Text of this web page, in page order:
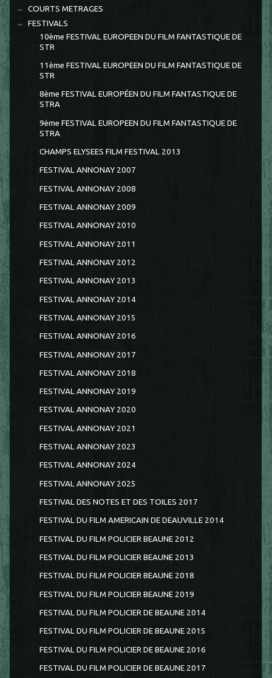
COURTS METRAGES
FESTIVALS
10ème FESTIVAL EUROPEEN DU FILM FANTASTIQUE DE
STR
11ème FESTIVAL EUROPEEN DU FILM FANTASTIQUE DE
STR
8ème FESTIVAL EUROPÉEN DU FILM FANTASTIQUE DE
STRA
9ème FESTIVAL EUROPEEN DU FILM FANTASTIQUE DE
STRA
CHAMPS ELYSEES FILM FESTIVAL 2013
FESTIVAL ANNONAY 2007
FESTIVAL ANNONAY 2008
FESTIVAL ANNONAY 2009
FESTIVAL ANNONAY 2010
FESTIVAL ANNONAY 2011
FESTIVAL ANNONAY 2012
FESTIVAL ANNONAY 2013
FESTIVAL ANNONAY 2014
FESTIVAL ANNONAY 2015
FESTIVAL ANNONAY 2016
FESTIVAL ANNONAY 2017
FESTIVAL ANNONAY 2018
FESTIVAL ANNONAY 2019
FESTIVAL ANNONAY 2020
FESTIVAL ANNONAY 2021
FESTIVAL ANNONAY 2023
FESTIVAL ANNONAY 2024
FESTIVAL ANNONAY 2025
FESTIVAL DES NOTES ET DES TOILES 2017
FESTIVAL DU FILM AMERICAIN DE DEAUVILLE 2014
FESTIVAL DU FILM POLICIER BEAUNE 2012
FESTIVAL DU FILM POLICIER BEAUNE 2013
FESTIVAL DU FILM POLICIER BEAUNE 2018
FESTIVAL DU FILM POLICIER BEAUNE 2019
FESTIVAL DU FILM POLICIER DE BEAUNE 2014
FESTIVAL DU FILM POLICIER DE BEAUNE 2015
FESTIVAL DU FILM POLICIER DE BEAUNE 2016
FESTIVAL DU FILM POLICIER DE BEAUNE 2017